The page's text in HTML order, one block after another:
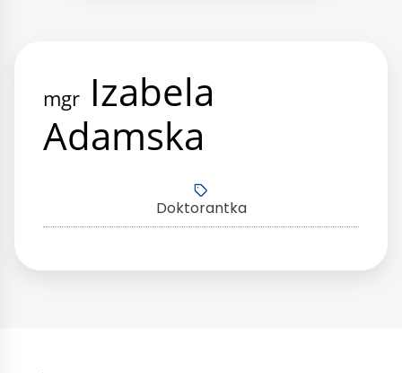
mgr Izabela
Adamska
Doktorantka